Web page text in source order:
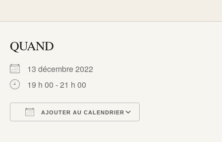
QUAND
13 décembre 2022
19 h 00 - 21 h 00
AJOUTER AU CALENDRIER